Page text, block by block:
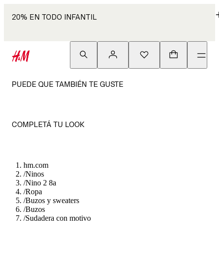
20% EN TODO INFANTIL
PUEDE QUE TAMBIÉN TE GUSTE
COMPLETÁ TU LOOK
hm.com
/Ninos
/Nino 2 8a
/Ropa
/Buzos y sweaters
/Buzos
/Sudadera con motivo